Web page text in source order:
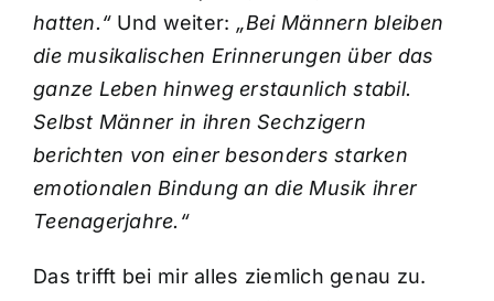
hatten.“ Und weiter: „Bei Männern bleiben
die musikalischen Erinnerungen über das
ganze Leben hinweg erstaunlich stabil.
Selbst Männer in ihren Sechzigern
berichten von einer besonders starken
emotionalen Bindung an die Musik ihrer
Teenagerjahre.“
Das trifft bei mir alles ziemlich genau zu.